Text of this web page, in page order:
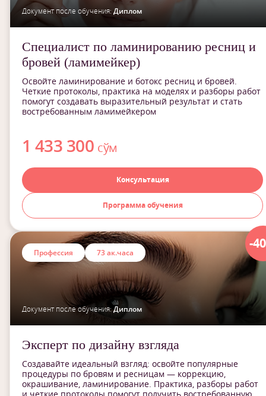
Документ после обучения: Диплом
Специалист по ламинированию ресниц и
бровей (ламимейкер)
Освойте ламинирование и ботокс ресниц и бровей.
Четкие протоколы, практика на моделях и разборы работ
помогут создавать выразительный результат и стать
востребованным ламимейкером
1 433 300 сўм
Консультация
Программа обучения
-
Профессия 73 ак.часа
Документ после обучения:Диплом
Эксперт по дизайну взгляда
Создавайте идеальный взгляд: освойте популярные
процедуры по бровям и ресницам — коррекцию,
окрашивание, ламинирование. Практика, разборы работ